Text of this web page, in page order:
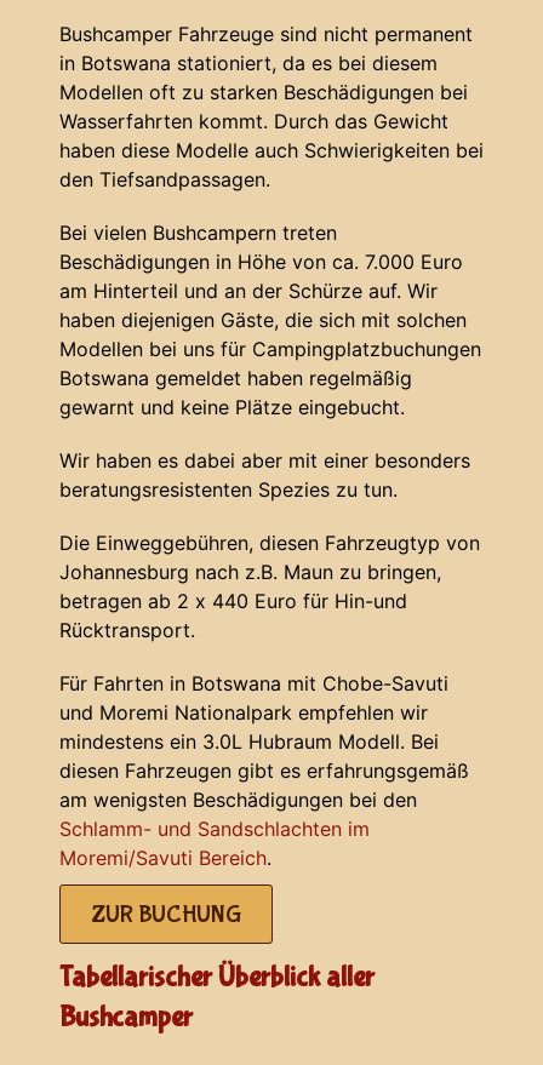
Bushcamper Fahrzeuge sind nicht permanent
in Botswana stationiert, da es bei diesem
Modellen oft zu starken Beschädigungen bei
Wasserfahrten kommt. Durch das Gewicht
haben diese Modelle auch Schwierigkeiten bei
den Tiefsandpassagen.
Bei vielen Bushcampern treten
Beschädigungen in Höhe von ca. 7.000 Euro
am Hinterteil und an der Schürze auf. Wir
haben diejenigen Gäste, die sich mit solchen
Modellen bei uns für Campingplatzbuchungen
Botswana gemeldet haben regelmäßig
gewarnt und keine Plätze eingebucht.
Wir haben es dabei aber mit einer besonders
beratungsresistenten Spezies zu tun.
Die Einweggebühren, diesen Fahrzeugtyp von
Johannesburg nach z.B. Maun zu bringen,
betragen ab 2 x 440 Euro für Hin-und
Rücktransport.
Für Fahrten in Botswana mit Chobe-Savuti
und Moremi Nationalpark empfehlen wir
mindestens ein 3.0L Hubraum Modell. Bei
diesen Fahrzeugen gibt es erfahrungsgemäß
am wenigsten Beschädigungen bei den
Schlamm- und Sandschlachten im
Moremi/Savuti Bereich.
ZUR BUCHUNG
Tabellarischer Überblick aller
Bushcamper